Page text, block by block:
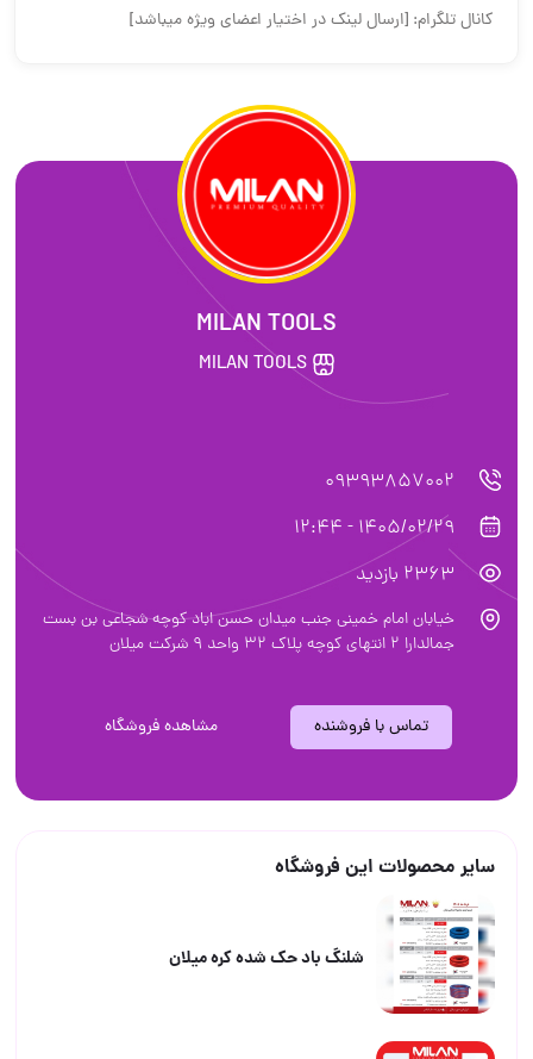
کانال تلگرام: [ارسال لینک در اختیار اعضای ویژه میباشد]
MILAN TOOLS
MILAN TOOLS
09393857002
1405/02/29 - 12:44
2363 بازدید
خیابان امام‌ خمینی جنب میدان حسن اباد کوچه شجاعی بن بست
جمالدارا ۲ انتهای کوچه پلاک ۳۲ واحد ۹ شرکت میلان
تماس با فروشنده مشاهده فروشگاه
سایر محصولات این فروشگاه
شلنگ باد حک شده کره میلان